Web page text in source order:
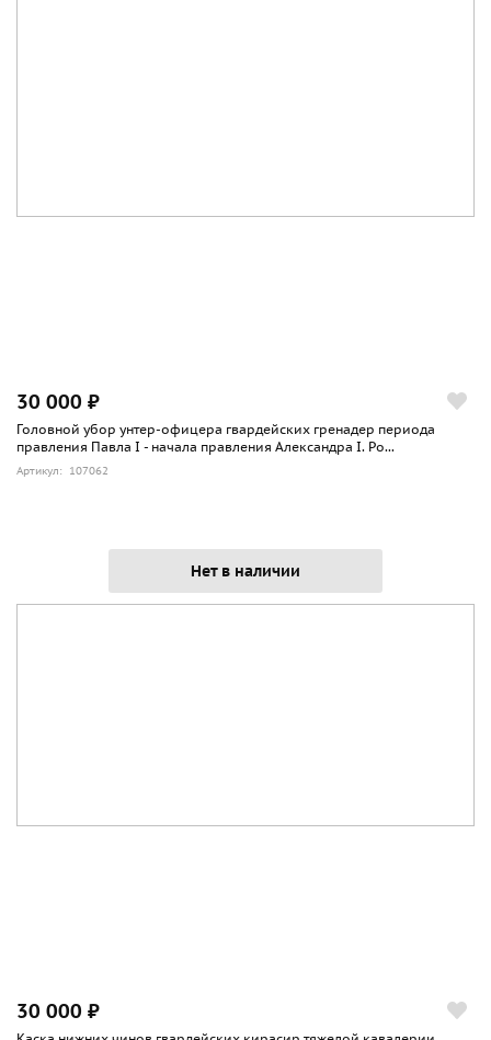
30 000 ₽
Головной убор унтер-офицера гвардейских гренадер периода
правления Павла I - начала правления Александра I. Ро...
Артикул: 107062
Нет в наличии
30 000 ₽